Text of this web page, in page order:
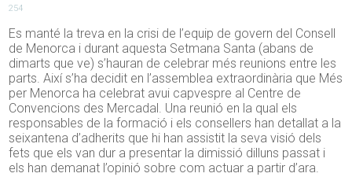
254
Es manté la treva en la crisi de l’equip de govern del Consell
de Menorca i durant aquesta Setmana Santa (abans de
dimarts que ve) s’hauran de celebrar més reunions entre les
parts. Així s’ha decidit en l’assemblea extraordinària que Més
per Menorca ha celebrat avui capvespre al Centre de
Convencions des Mercadal. Una reunió en la qual els
responsables de la formació i els consellers han detallat a la
seixantena d’adherits que hi han assistit la seva visió dels
fets que els van dur a presentar la dimissió dilluns passat i
els han demanat l’opinió sobre com actuar a partir d’ara.